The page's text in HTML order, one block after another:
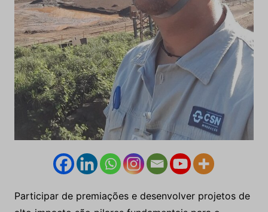
Participar de premiações e desenvolver projetos de